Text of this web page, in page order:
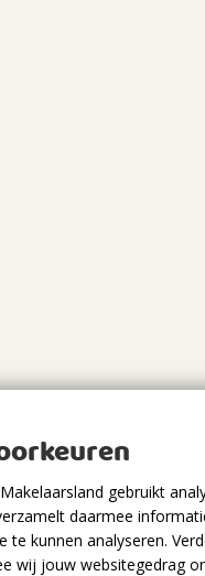
gebruikt
daarmee
te kunnen analyseren.
wij jouw websitegedrag